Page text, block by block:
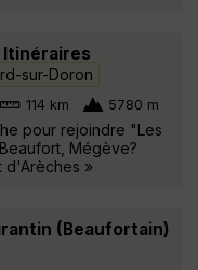
Itinéraires
sur-Doron
114 km 5780 m
pour rejoindre "Les
Mégève?
d'Arèches »
(Beaufortain)